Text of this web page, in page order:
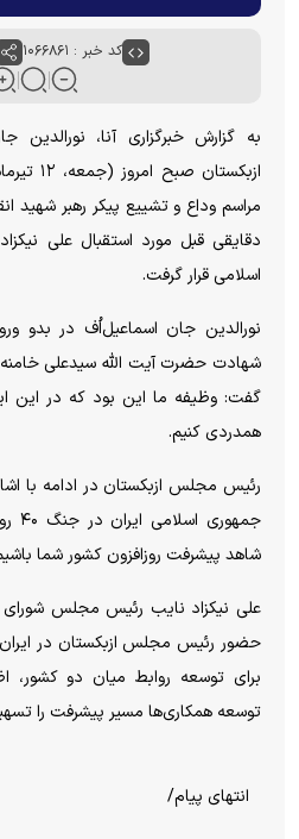
کد خبر : ۱۰۶۶۸۶۱
به گزارش خبرگزاری آنا،
مراسم وداع و تشییع پیکر رهبر شهید
دقایقی قبل مورد استقبال علی
اسلامی قرار گرفت.
نورالدین جان اسماعیل‌اُف در
شهادت حضرت آیت الله سیدعلی
گفت: وظیفه ما این بود که در این
همدردی کنیم.
رئیس مجلس ازبکستان در ادامه با
شاهد پیشرفت روزافزون کشور شما
علی نیکزاد نایب رئیس مجلس شورای
حضور رئیس مجلس ازبکستان در ایران
برای توسعه روابط میان دو کشور،
توسعه همکاری‌ها مسیر پیشرفت را
انتهای پیام/